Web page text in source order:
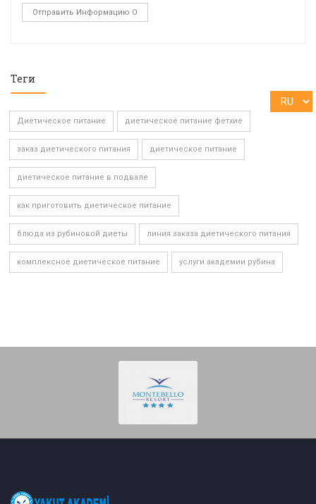
Отправить Информацию О
Теги
Диетическое питание диетическое питание фетхие
заказ диетического питания диетическое питание
диетическое питание в подвале
как приготовить диетическое питание
блюда из рубиновой диеты линия заказа диетического питания
комплексное диетическое питание услуги академии рубина